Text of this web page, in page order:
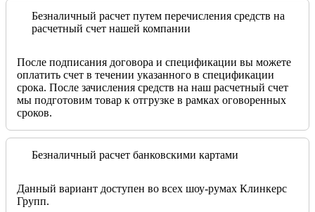
Безналичный расчет путем перечисления средств на
расчетный счет нашей компании
После подписания договора и спецификации вы можете
оплатить счет в течении указанного в спецификации
срока. После зачисления средств на наш расчетный счет
мы подготовим товар к отгрузке в рамках оговоренных
сроков.
Безналичный расчет банковскими картами
Данный вариант доступен во всех шоу-румах Клинкерс
Групп.